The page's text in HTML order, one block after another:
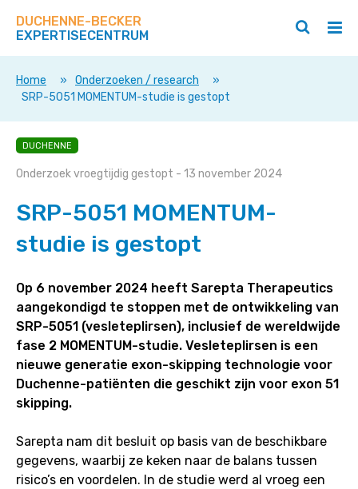
direct
op
deze
DUCHENNE-BECKER
EXPERTISECENTRUM
/
Zoeken
/
Home » Onderzoeken / research
»
SRP-5051 MOMENTUM-studie is gestopt
SRP-
5051
studie
is
gestopt
DUCHENNE
Onderzoek vroegtijdig gestopt - 13 november 2024
SRP-5051 MOMENTUM-
studie is gestopt
Op 6 november 2024 heeft Sarepta Therapeutics
aangekondigd te stoppen met de ontwikkeling van
SRP-5051 (vesleteplirsen), inclusief de wereldwijde
fase 2 MOMENTUM-studie. Vesleteplirsen is een
nieuwe generatie exon-skipping technologie voor
Duchenne-patiënten die geschikt zijn voor exon 51
skipping.
Sarepta nam dit besluit op basis van de beschikbare
gegevens, waarbij ze keken naar de balans tussen
risico’s en voordelen. In de studie werd al vroeg een